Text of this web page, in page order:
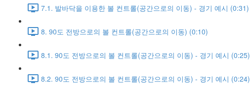
7.1. 발바닥을 이용한 볼 컨트롤(공간으로의 이동) - 경기 예시 (0:31)
8. 90도 전방으로의 볼 컨트롤(공간으로의 이동) (0:10)
8.1. 90도 전방으로의 볼 컨트롤(공간으로의 이동) - 경기 예시 (0:25)
8.2. 90도 전방으로의 볼 컨트롤(공간으로의 이동) - 경기 예시 (0:24)